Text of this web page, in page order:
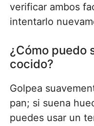
verificar ambos
intentarlo
¿Cómo puedo
cocido?
Golpea
pan; si suena
puedes usar un